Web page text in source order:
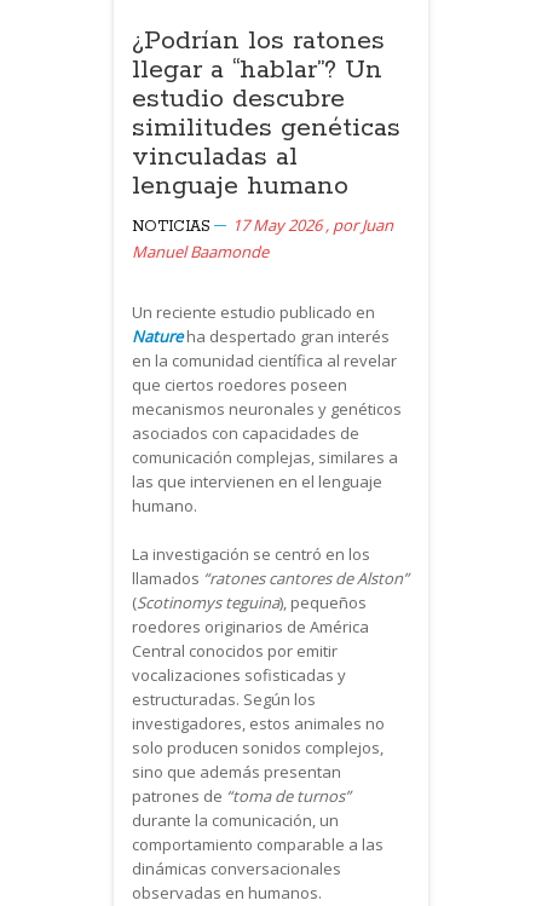
¿Podrían los ratones
llegar a “hablar”? Un
estudio descubre
similitudes genéticas
vinculadas al
lenguaje humano
NOTICIAS 17 May 2026 , porJuan
Manuel Baamonde
Un reciente estudio publicado en
Natureha despertado gran interés
en la comunidad científica al revelar
que ciertos roedores poseen
mecanismos neuronales y genéticos
asociados con capacidades de
comunicación complejas, similares a
las que intervienen en el lenguaje
humano.
La investigación se centró en los
llamados “ratones cantores de Alston”
(Scotinomys teguina), pequeños
roedores originarios de América
Central conocidos por emitir
vocalizaciones sofisticadas y
estructuradas. Según los
investigadores, estos animales no
solo producen sonidos complejos,
sino que además presentan
patrones de “toma de turnos”
durante la comunicación, un
comportamiento comparable a las
dinámicas conversacionales
observadas en humanos.